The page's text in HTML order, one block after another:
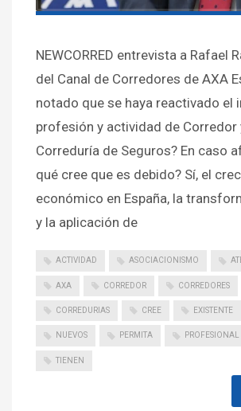
NEWCORRED entrevista a Rafael
del Canal de Corredores de AXA
notado que se haya reactivado el
profesión y actividad de Corredor
Correduría de Seguros? En caso
qué cree que es debido? Sí, el
económico en España, la
y la aplicación de
ACTIVIDAD ASOCIACIONISMO
AXA CORREDOR CORREDORES
CORREDURIAS CREE EXISTENTE
NUEVOS PERMITA PROFESIONAL
TIENEN